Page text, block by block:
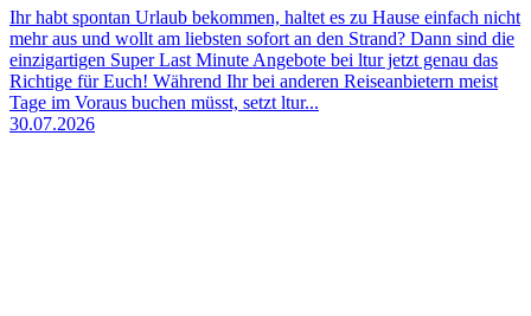
Ihr habt spontan Urlaub bekommen, haltet es zu Hause einfach nicht
mehr aus und wollt am liebsten sofort an den Strand? Dann sind die
einzigartigen Super Last Minute Angebote bei ltur jetzt genau das
Richtige für Euch! Während Ihr bei anderen Reiseanbietern meist
Tage im Voraus buchen müsst, setzt ltur...
30.07.2026